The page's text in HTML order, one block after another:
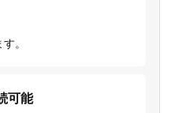
。
可能